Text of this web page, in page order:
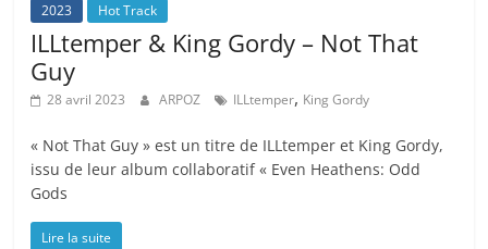
2023 Hot Track
ILLtemper & King Gordy – Not That
Guy
28 avril 2023 ARPOZ ILLtemper, King Gordy
« Not That Guy » est un titre de ILLtemper et King Gordy,
issu de leur album collaboratif « Even Heathens: Odd
Gods
Lire la suite